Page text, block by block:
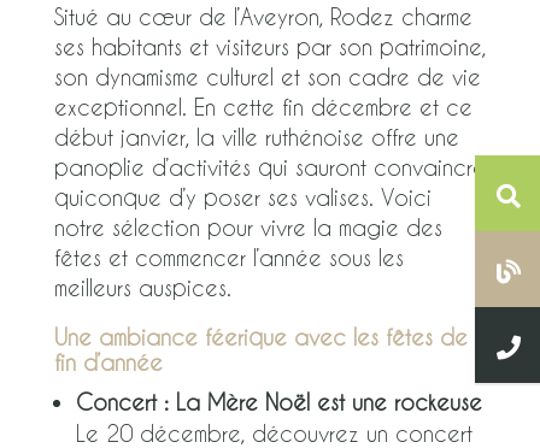
Situé au cœur de l’Aveyron, Rodez charme
ses habitants et visiteurs par son patrimoine,
son dynamisme culturel et son cadre de vie
exceptionnel. En cette fin décembre et ce
début janvier, la ville ruthénoise offre une
panoplie d’activités qui sauront convaincre
quiconque d’y poser ses valises. Voici
notre sélection pour vivre la magie des
fêtes et commencer l’année sous les
meilleurs auspices.
Une ambiance féerique avec les fêtes de
fin d’année
Concert : La Mère Noël est une rockeuse
Le 20 décembre, découvrez un concert